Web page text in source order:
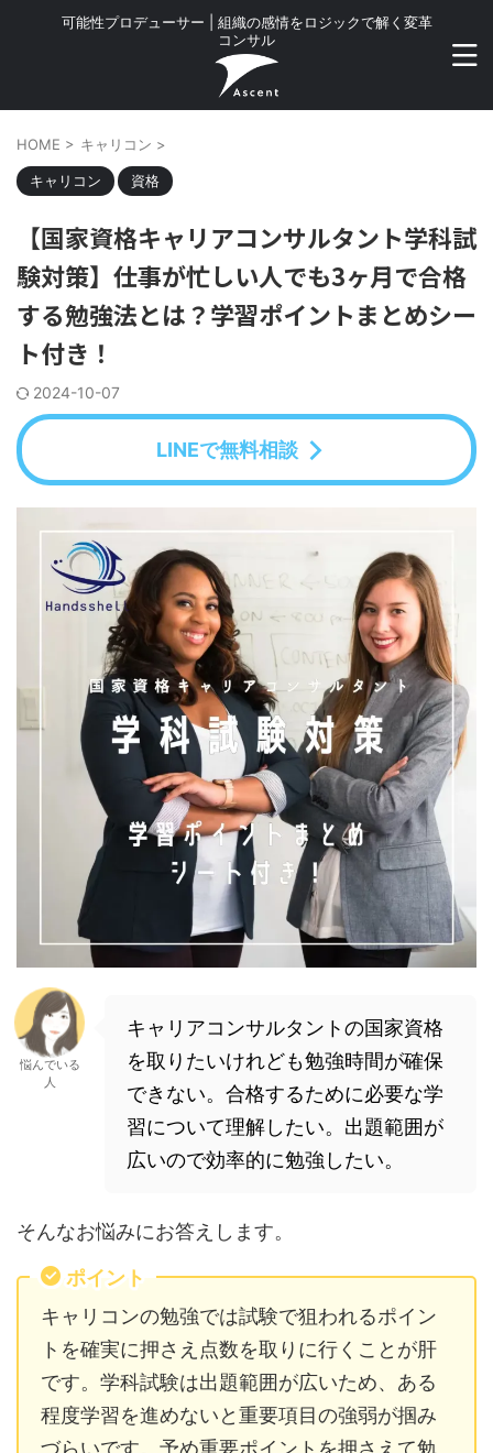
可能性プロデューサー | 組織の感情をロジックで解く変革
コンサル
HOME > キャリコン >
キャリコン 資格
【国家資格キャリアコンサルタント学科試
験対策】仕事が忙しい人でも3ヶ月で合格
する勉強法とは？学習ポイントまとめシー
ト付き！
2024-10-07
LINEで無料相談
悩んでいる
人
キャリアコンサルタントの国家資格
を取りたいけれども勉強時間が確保
できない。合格するために必要な学
習について理解したい。出題範囲が
広いので効率的に勉強したい。
そんなお悩みにお答えします。
ポイント
キャリコンの勉強では試験で狙われるポイン
トを確実に押さえ点数を取りに行くことが肝
です。学科試験は出題範囲が広いため、ある
程度学習を進めないと重要項目の強弱が掴み
づらいです。予め重要ポイントを押さえて勉